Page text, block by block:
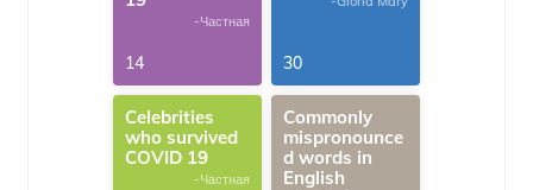
-Частная
14 30
Celebrities
who survived
COVID 19
-Частная
Commonly
mispronounce
d words in
English